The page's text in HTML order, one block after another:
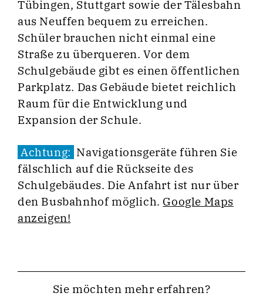
Tübingen, Stuttgart sowie der Tälesbahn
aus Neuffen bequem zu erreichen.
Schüler brauchen nicht einmal eine
Straße zu überqueren. Vor dem
Schulgebäude gibt es einen öffentlichen
Parkplatz. Das Gebäude bietet reichlich
Raum für die Entwicklung und
Expansion der Schule.
Achtung: Navigationsgeräte führen Sie
fälschlich auf die Rückseite des
Schulgebäudes. Die Anfahrt ist nur über
den Busbahnhof möglich. Google Maps
anzeigen!
Sie möchten mehr erfahren?